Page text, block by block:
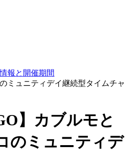
報と開催期間
ミュニティデイ継続型タイムチャ
】カブルモと
のミュニティデ